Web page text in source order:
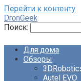
Перейти к контенту
DronGeek
Поиск:
Для дома
Обзоры
Autel EVO